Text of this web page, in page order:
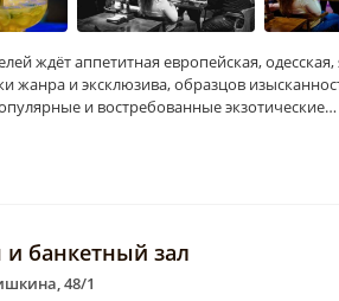
ждёт аппетитная европейская,
жанра и эксклюзива, образцов
и востребованные экзотические…
и банкетный зал
48/1